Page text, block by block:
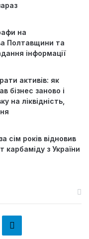
на
Полтавщини та
інформації
активів: як
бізнес заново і
на ліквідність,
сім років відновив
карбаміду з України